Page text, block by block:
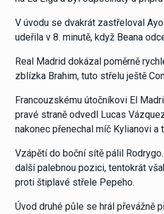
V úvodu se dvakrát zastřeloval
udeřila v 8. minutě, když Beana
Real Madrid dokázal poměrně
zblízka Brahim, tuto střelu ještě
Francouzskému útočníkovi El
pravé straně odvedl Lucas
nakonec přenechal míč Kylianovi a
Vzápětí do boční sítě pálil
další palebnou pozici, tentokrát
proti štiplavé střele Pepeho.
Úvod druhé půle se hrál převážně